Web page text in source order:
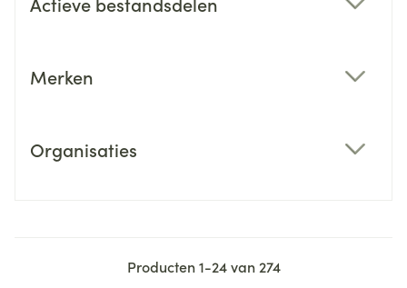
Merken
Organisaties
Producten1-24van 274